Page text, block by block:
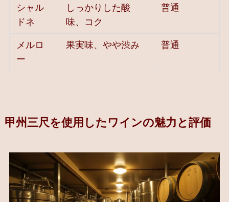
シャル
ドネ
しっかりした酸
味、コク
普通
メルロ
ー
果実味、やや渋み 普通
甲州三尺を使用したワインの魅力と評価